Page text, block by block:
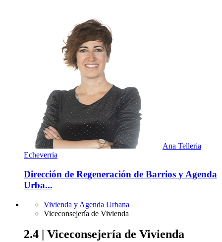
Ana Telleria
Echeverria
Dirección de Regeneración de Barrios y Agenda
Urba...
Vivienda y Agenda Urbana
Viceconsejería de Vivienda
2.4 | Viceconsejería de Vivienda